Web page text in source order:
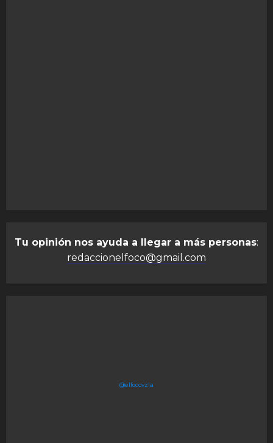
Tu opinión nos ayuda a llegar a más personas:
redaccionelfoco@gmail.com
@elfocovzla